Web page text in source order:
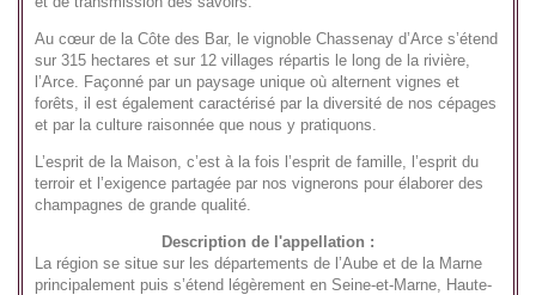
Au cœur de la Côte des Bar, le vignoble Chassenay d’Arce s’étend
sur 315 hectares et sur 12 villages répartis le long de la rivière,
l’Arce. Façonné par un paysage unique où alternent vignes et
forêts, il est également caractérisé par la diversité de nos cépages
et par la culture raisonnée que nous y pratiquons.
L’esprit de la Maison, c’est à la fois l’esprit de famille, l’esprit du
terroir et l’exigence partagée par nos vignerons pour élaborer des
champagnes de grande qualité.
Description de l'appellation :
La région se situe sur les départements de l’Aube et de la Marne
principalement puis s’étend légèrement en Seine-et-Marne, Haute-